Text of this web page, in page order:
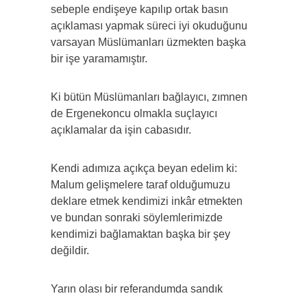
sebeple endişeye kapılıp ortak basın
açıklaması yapmak süreci iyi okuduğunu
varsayan Müslümanları üzmekten başka
bir işe yaramamıştır.
Ki bütün Müslümanları bağlayıcı, zımnen
de Ergenekoncu olmakla suçlayıcı
açıklamalar da işin cabasıdır.
Kendi adımıza açıkça beyan edelim ki:
Malum gelişmelere taraf olduğumuzu
deklare etmek kendimizi inkâr etmekten
ve bundan sonraki söylemlerimizde
kendimizi bağlamaktan başka bir şey
değildir.
Yarın olası bir referandumda sandık